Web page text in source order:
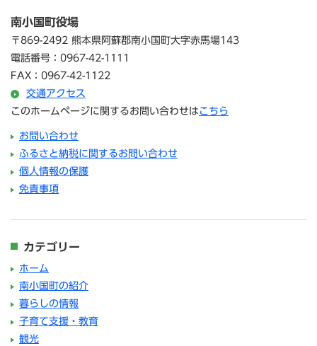
南小国町役場
〒869-2492 熊本県阿蘇郡南小国町大字赤馬場143
電話番号：0967-42-1111
FAX：0967-42-1122
交通アクセス
このホームページに関するお問い合わせは こちら
お問い合わせ
ふるさと納税に関するお問い合わせ
個人情報の保護
免責事項
カテゴリー
ホーム
南小国町の紹介
暮らしの情報
子育て支援・教育
観光